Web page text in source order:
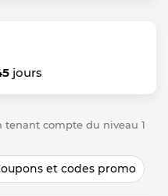
jours
compte du niveau 1
et codes promo